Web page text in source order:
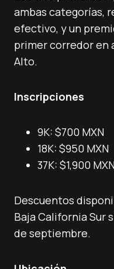
ambas categorías,
efectivo, y un
primer corredor en
Alto.
Inscripciones
9K: $700 MXN
18K: $950 MXN
37K: $1,900
Descuentos
Baja California Sur
de septiembre.